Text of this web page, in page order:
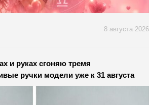
8 августа 2026
и руках сгоняю тремя
ручки модели уже к 31 августа